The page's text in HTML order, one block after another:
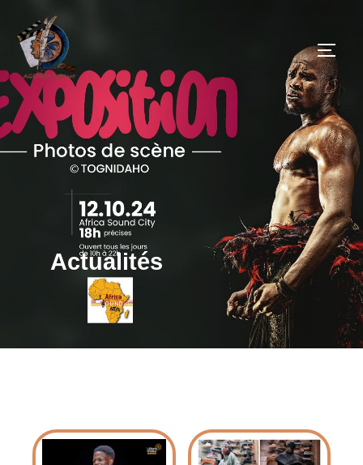
Actualités